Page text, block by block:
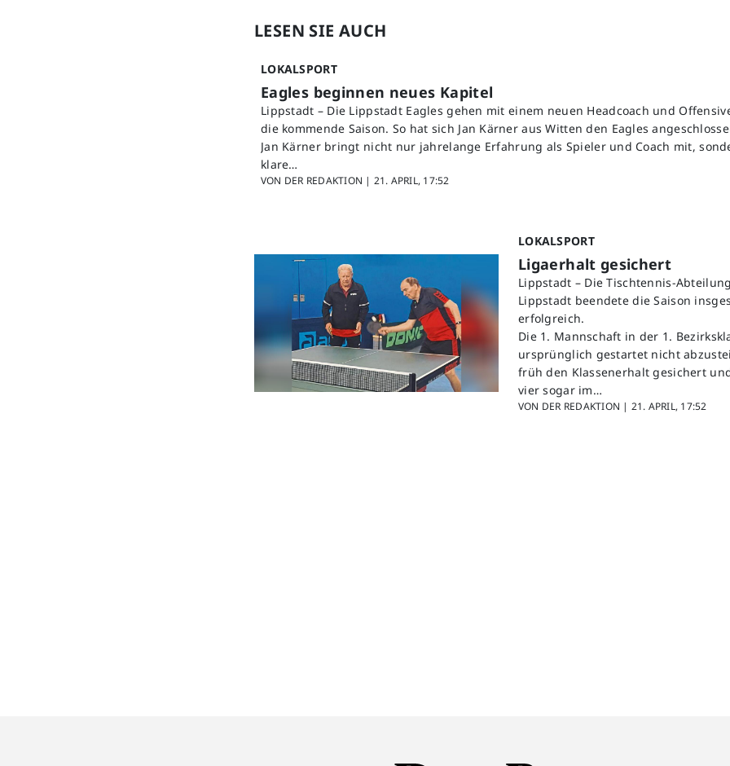
LESEN SIE AUCH
LOKALSPORT
Eagles beginnen neues Kapitel
Lippstadt – Die Lippstadt Eagles gehen mit einem neuen Headcoach und
die kommende Saison. So hat sich Jan Kärner aus Witten den Eagles
Jan Kärner bringt nicht nur jahrelange Erfahrung als Spieler und Coach mit,
klare…
VON DER REDAKTION | 21. APRIL, 17:52
LOKALSPORT
Ligaerhalt gesichert
Lippstadt – Die Tischtennis-
Lippstadt beendete die Saison
erfolgreich.
Die 1. Mannschaft in der 1.
ursprünglich gestartet nicht
früh den Klassenerhalt gesichert
vier sogar im…
VON DER REDAKTION | 21. APRIL, 17:52